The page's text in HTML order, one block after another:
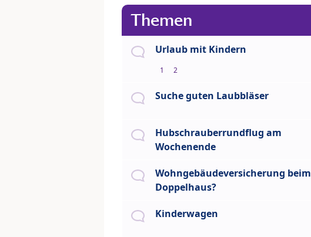
Themen
Urlaub mit Kindern
1 2
Suche guten Laubbläser
Hubschrauberrundflug am
Wochenende
Wohngebäudeversicherung beim
Doppelhaus?
Kinderwagen